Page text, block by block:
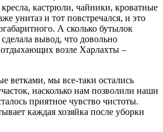
кастрюли, чайники, кроватные
унитаз и тот повстречался, и это
А сколько бутылок
вывод, что довольно
возле Харлахты –
ветками, мы все-таки остались
насколько нам позволили наши
приятное чувство чистоты.
каждая хозяйка после уборки